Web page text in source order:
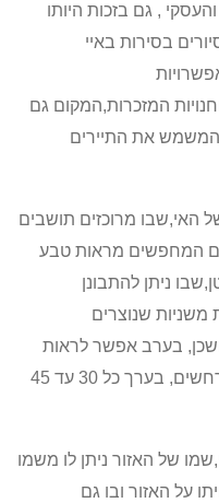
, גם בזכות היותו
בסירות באיי
המזכרות,המקום גם
את התיירים
האי,שבו מרוכזים תושבים
המחפשים מראות טבע
ניתן להתבונן
משניות שנוצרים
בערב אפשר לראות
ולצלם את הפיצוצים מזדמנים המתרחשים, בערך כל 30 עד 45
של האזור ניתן לו משמו
על האזור ובו גם